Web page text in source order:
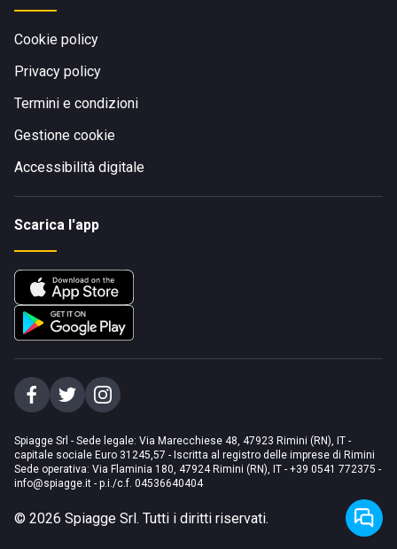
Cookie policy
Privacy policy
Termini e condizioni
Gestione cookie
Accessibilità digitale
Scarica l'app
Spiagge Srl - Sede legale: Via Marecchiese 48, 47923 Rimini (RN), IT -
capitale sociale Euro 31245,57 - Iscritta al registro delle imprese di Rimini
Sede operativa: Via Flaminia 180, 47924 Rimini (RN), IT - +39 0541 772375 -
info@spiagge.it - p.i./c.f. 04536640404
© 2026 Spiagge Srl. Tutti i diritti riservati.